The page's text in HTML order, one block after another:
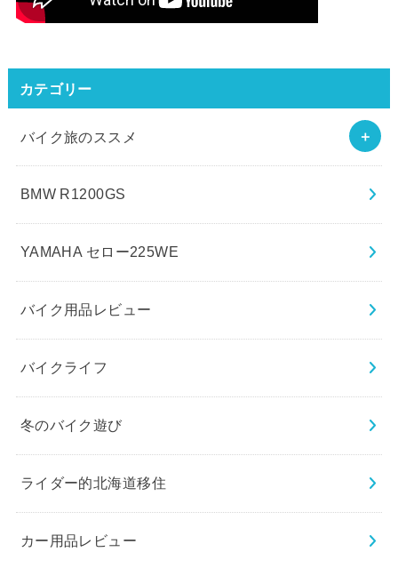
カテゴリー
バイク旅のススメ
BMW R1200GS
YAMAHA セロー225WE
バイク用品レビュー
バイクライフ
冬のバイク遊び
ライダー的北海道移住
カー用品レビュー